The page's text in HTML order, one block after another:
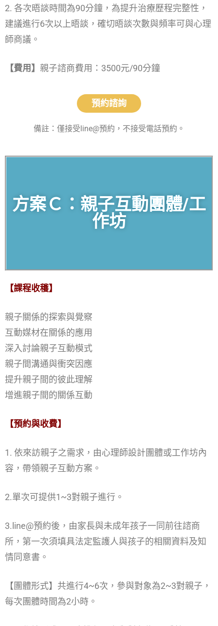
2. 各次晤談時間為90分鐘， 為提升治療歷程完整性，
建議進行6次以上晤談，確切晤談次數與頻率可與心理
師商議。
【費用】 親子諮商費用：3500元/90分鐘
預約諮詢
備註：僅接受line@預約，不接受電話預約。
方案Ｃ：親子互動團體/工
作坊
【課程收穫】
親子關係的探索與覺察
互動媒材在關係的應用
深入討論親子互動模式
親子間溝通與衝突因應
提升親子間的彼此理解
增進親子間的關係互動
【預約與收費】
1. 依來訪親子之需求，由心理師設計團體或工作坊內
容，帶領親子互動方案。
2.單次可提供1~3對親子進行。
3.line@預約後，由家長與未成年孩子一同前往諮商
所，第一次須填具法定監護人與孩子的相關資料及知
情同意書。
【團體形式】共進行4~6次，參與對象為2~3對親子，
每次團體時間為2小時。